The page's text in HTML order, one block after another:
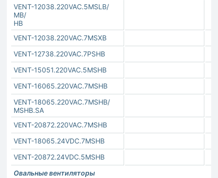
VENT-12038.220VAC.5MSLB/
MB/
HB
VENT-12038.220VAC.7MSXB
VENT-12738.220VAC.7PSHB
VENT-15051.220VAC.5MSHB
VENT-16065.220VAC.7MSHB
VENT-18065.220VAC.7MSHB/
MSHB.SA
VENT-20872.220VAC.7MSHB
VENT-18065.24VDC.7MSHB
VENT-20872.24VDC.5MSHB
Овальные вентиляторы